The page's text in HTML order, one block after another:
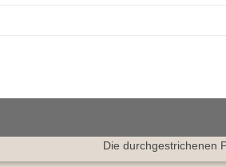
Die durchgestrichenen